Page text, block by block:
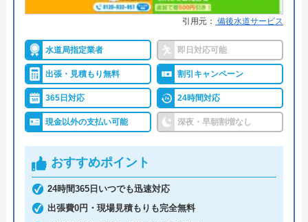
所在地
〒460-0008
対応エリア 全国（一部地域を除く）
三原市を中心に地域密着で営業しています。
詳細な対応エリアや対応時間、見積もり・相談の依
頼などは電話、または問い合わせフォームより問い
合わせいただけます。フォームからの問い合わせの
返信には時間がかかるので、お急ぎの方は電話から
ご連絡ください。
0120-74-4132
引用元： 備後水道サービス
水道局指定業者 即日対応可能
出張・見積もり無料 割引キャンペーン
365日対応 24時間対応
現金以外の支払い可能 深夜・早朝割増なし
おすすめポイント
24時間365日いつでも迅速対応
出張費0円・現場見積もりも完全無料